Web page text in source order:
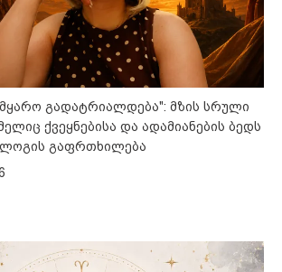
გადატრიალდება": მზის სრული
ქვეყნებისა და ადამიანების ბედს
გაფრთხილება